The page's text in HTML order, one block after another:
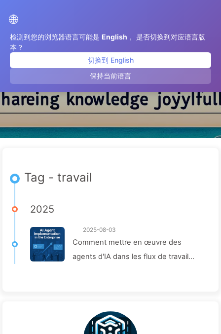
🌐
检测到您的浏览器语言可能是 English ， 是否切换到对应语言版
本？
切换到 English
保持当前语言
travail
Tag - travail
2025
2025-08-03
Comment mettre en œuvre des
agents d'IA dans les flux de travail